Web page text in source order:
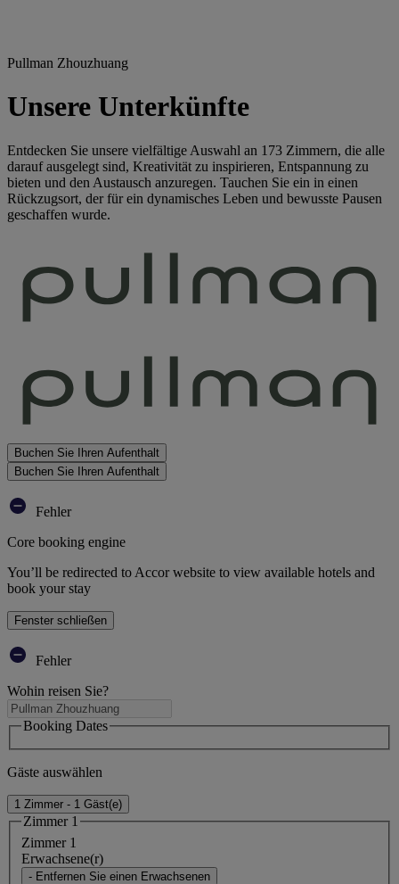
Pullman Zhouzhuang
Unsere Unterkünfte
Entdecken Sie unsere vielfältige Auswahl an 173 Zimmern, die alle
darauf ausgelegt sind, Kreativität zu inspirieren, Entspannung zu
bieten und den Austausch anzuregen. Tauchen Sie ein in einen
Rückzugsort, der für ein dynamisches Leben und bewusste Pausen
geschaffen wurde.
Buchen Sie Ihren Aufenthalt
Buchen Sie Ihren Aufenthalt
Fehler
Core booking engine
You’ll be redirected to Accor website to view available hotels and
book your stay
Fenster schließen
Fehler
Wohin reisen Sie?
Booking Dates
Gäste auswählen
1 Zimmer - 1 Gäst(e)
Zimmer 1
Zimmer 1
Erwachsene(r)
- Entfernen Sie einen Erwachsenen